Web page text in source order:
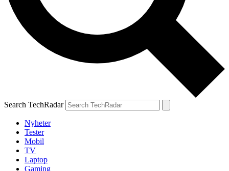
Search TechRadar
Nyheter
Tester
Mobil
TV
Laptop
Gaming